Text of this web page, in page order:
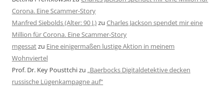
Corona. Eine Scammer-Story
Manfred Siebolds (Alter: 90 J.)zu Charles Jackson spendet mir eine
Million für Corona. Eine Scammer-Story
mgessatzu Eine einigermaßen lustige Aktion in meinem
Wohnviertel
Prof. Dr. Key Pousttchizu „Baerbocks Digitaldetektive decken
russische Lügenkampagne auf“